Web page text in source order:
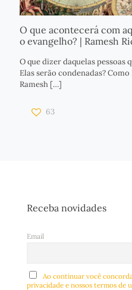
O que acontecerá com
o evangelho? | Ramesh
O que dizer daquelas pessoas
Elas serão condenadas?
Ramesh […]
63
Receba novidades
Email
Ao continuar você
privacidade e nossos termos de